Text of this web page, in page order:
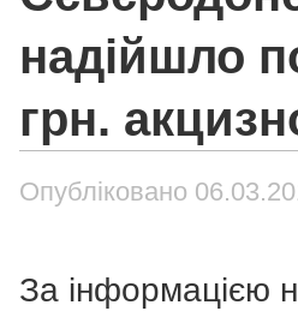
надійшло
грн.
Опубліковано
За інформацією